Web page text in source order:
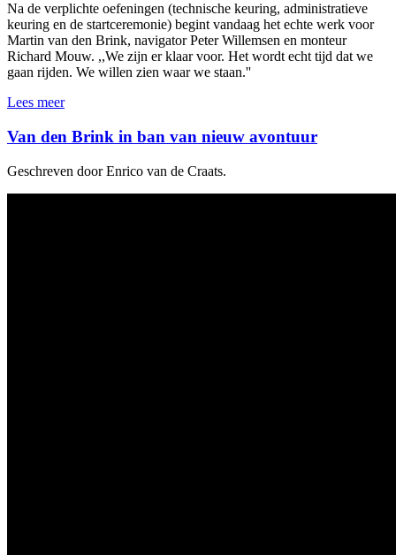
Na de verplichte oefeningen (technische keuring, administratieve
keuring en de startceremonie) begint vandaag het echte werk voor
Martin van den Brink, navigator Peter Willemsen en monteur
Richard Mouw. ,,We zijn er klaar voor. Het wordt echt tijd dat we
gaan rijden. We willen zien waar we staan.''
Lees meer
Van den Brink in ban van nieuw avontuur
Geschreven door Enrico van de Craats.